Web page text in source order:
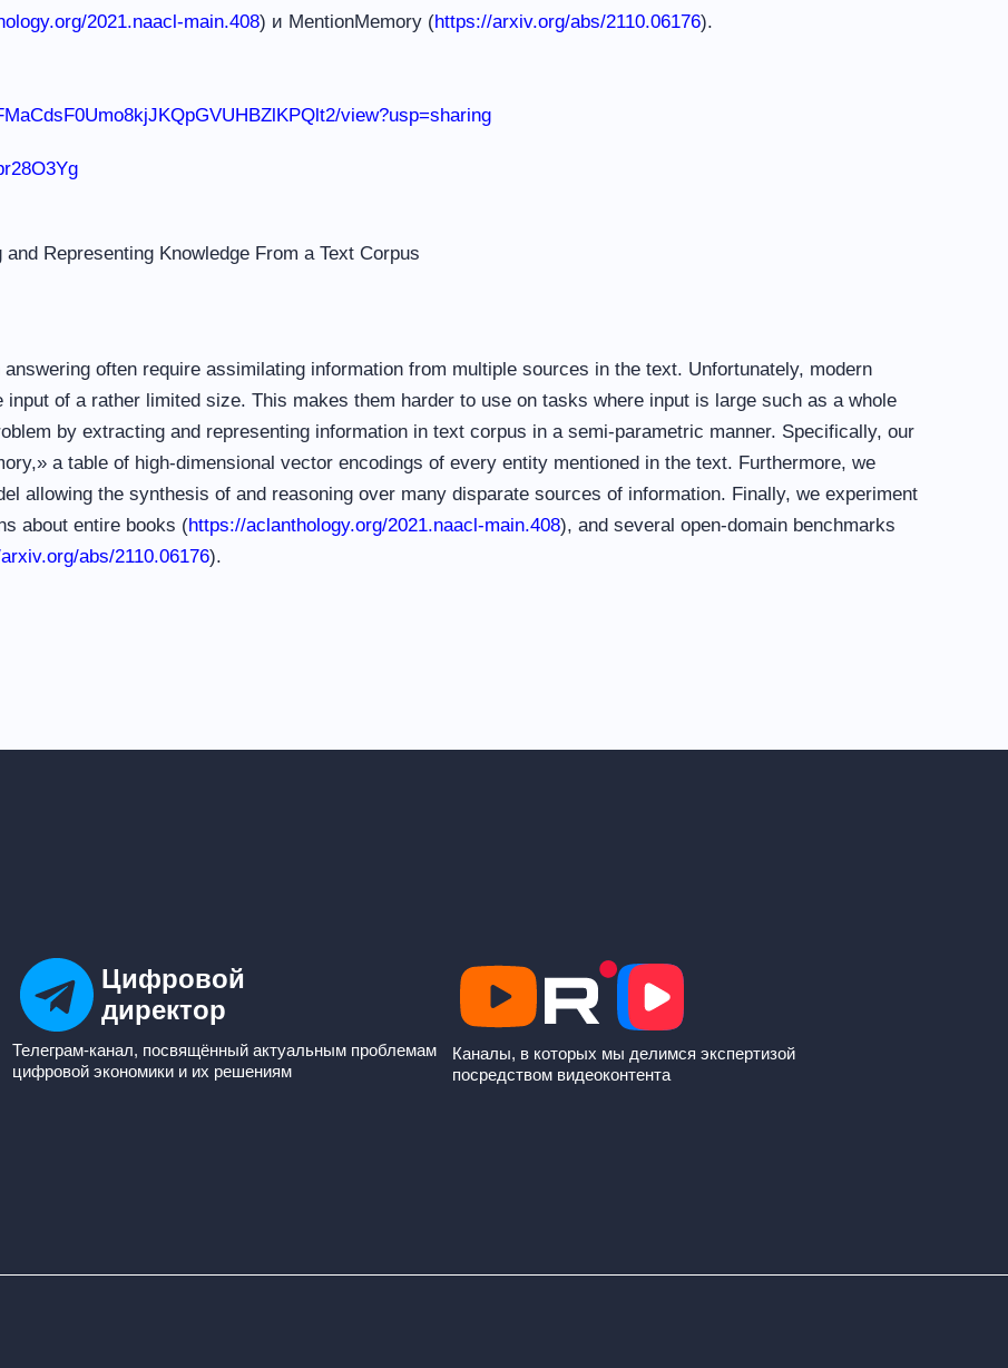
2021.naacl-main.408) и MentionMemory (https://arxiv.org/abs/2110.06176).
view?usp=sharing
Representing Knowledge From a Text Corpus
often require assimilating information from multiple sources in the text. Unfortunately, modern
of a rather limited size. This makes them harder to use on tasks where input is large such as a whole
by extracting and representing information in text corpus in a semi-parametric manner. Specifically, our
a table of high-dimensional vector encodings of every entity mentioned in the text. Furthermore, we
allowing the synthesis of and reasoning over many disparate sources of information. Finally, we experiment
about entire books (https://aclanthology.org/2021.naacl-main.408), and several open-domain benchmarks
abs/2110.06176).
Цифровой
директор
Телеграм-канал, посвящённый актуальным проблемам
цифровой экономики и их решениям
Каналы, в которых мы делимся экспертизой
посредством видеоконтента